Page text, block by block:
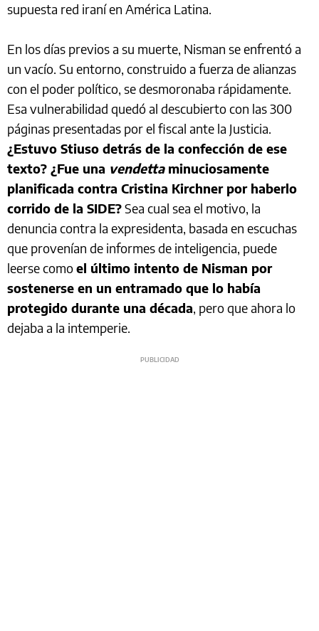
supuesta red iraní en América Latina.
En los días previos a su muerte, Nisman se enfrentó a
un vacío. Su entorno, construido a fuerza de alianzas
con el poder político, se desmoronaba rápidamente.
Esa vulnerabilidad quedó al descubierto con las 300
páginas presentadas por el fiscal ante la Justicia.
¿Estuvo Stiuso detrás de la confección de ese
texto? ¿Fue una vendettaminuciosamente
planificada contra Cristina Kirchner por haberlo
corrido de la SIDE?Sea cual sea el motivo, la
denuncia contra la expresidenta, basada en escuchas
que provenían de informes de inteligencia, puede
leerse comoel último intento de Nisman por
sostenerse en un entramado que lo había
protegido durante una década, pero que ahora lo
dejaba a la intemperie.